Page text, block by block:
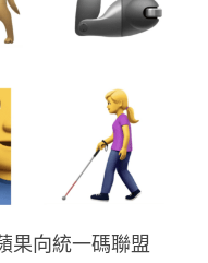
果向統一碼聯盟